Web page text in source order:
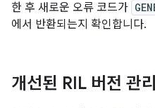
한 후 새로운 오류 코드가
에서 반환되는지 확인합니다.
개선된 RIL 버전 관